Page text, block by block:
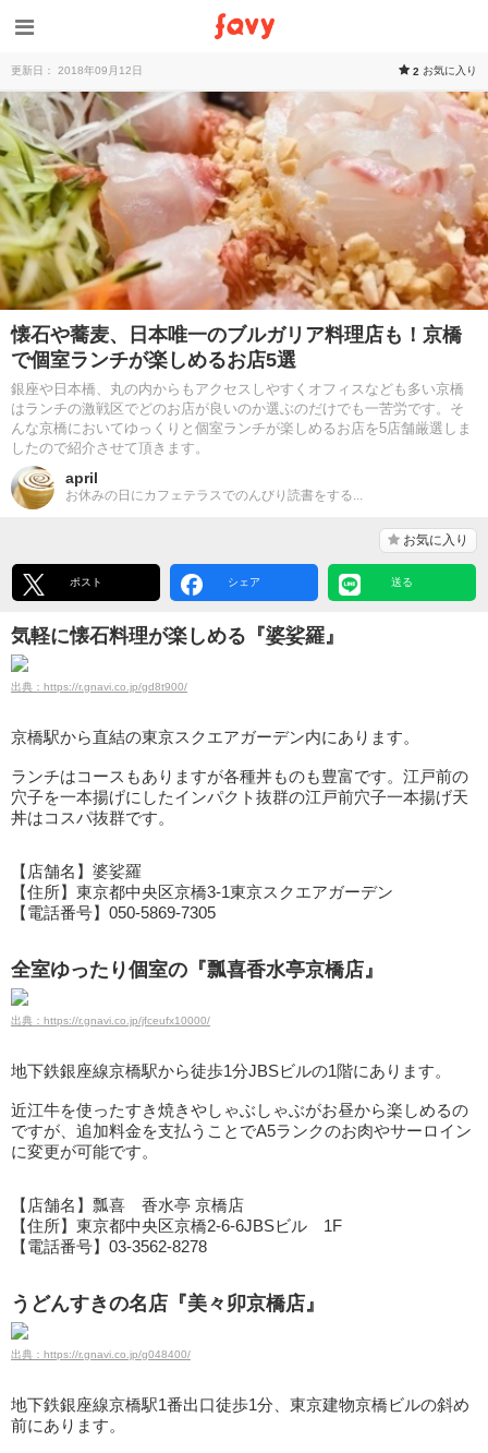
更新日： 2018年09月12日 2 お気に入り
懐石や蕎麦、日本唯一のブルガリア料理店も！京橋
で個室ランチが楽しめるお店5選
銀座や日本橋、丸の内からもアクセスしやすくオフィスなども多い京橋
はランチの激戦区でどのお店が良いのか選ぶのだけでも一苦労です。そ
んな京橋においてゆっくりと個室ランチが楽しめるお店を5店舗厳選しま
したので紹介させて頂きます。
april
お休みの日にカフェテラスでのんびり読書をする...
お気に入り
ポスト シェア 送る
気軽に懐石料理が楽しめる『婆娑羅』
出典：https://r.gnavi.co.jp/gd8t900/
京橋駅から直結の東京スクエアガーデン内にあります。
ランチはコースもありますが各種丼ものも豊富です。江戸前の
穴子を一本揚げにしたインパクト抜群の江戸前穴子一本揚げ天
丼はコスパ抜群です。
【店舗名】婆娑羅
【住所】東京都中央区京橋3-1東京スクエアガーデン
【電話番号】050-5869-7305
全室ゆったり個室の『瓢喜香水亭京橋店』
出典：https://r.gnavi.co.jp/jfceufx10000/
地下鉄銀座線京橋駅から徒歩1分JBSビルの1階にあります。
近江牛を使ったすき焼きやしゃぶしゃぶがお昼から楽しめるの
ですが、追加料金を支払うことでA5ランクのお肉やサーロイン
に変更が可能です。
【店舗名】瓢喜 香水亭 京橋店
【住所】東京都中央区京橋2-6-6JBSビル 1F
【電話番号】03-3562-8278
うどんすきの名店『美々卯京橋店』
出典：https://r.gnavi.co.jp/g048400/
地下鉄銀座線京橋駅1番出口徒歩1分、東京建物京橋ビルの斜め
前にあります。